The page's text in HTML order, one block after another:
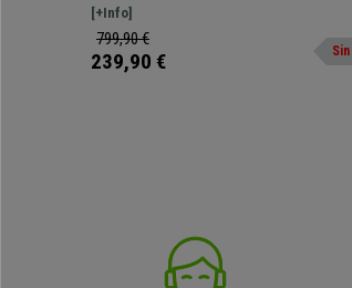
Horas, en Malla y Tela, Rojo
refinado diseño de estilo moderno, fabricada
materiales de gran calidad.
[+Info]
799,90 €
239,90 €